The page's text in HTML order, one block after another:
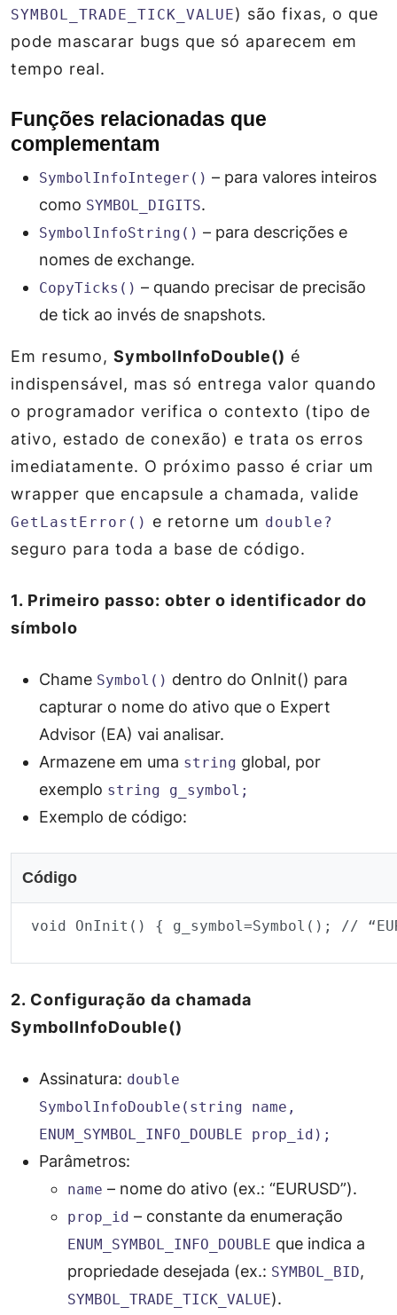
SYMBOL_TRADE_TICK_VALUE) são fixas, o que
pode mascarar bugs que só aparecem em
tempo real.
Funções relacionadas que
complementam
SymbolInfoInteger() – para valores inteiros
como SYMBOL_DIGITS.
SymbolInfoString() – para descrições e
nomes de exchange.
CopyTicks() – quando precisar de precisão
de tick ao invés de snapshots.
Em resumo, SymbolInfoDouble() é
indispensável, mas só entrega valor quando
o programador verifica o contexto (tipo de
ativo, estado de conexão) e trata os erros
imediatamente. O próximo passo é criar um
wrapper que encapsule a chamada, valide
GetLastError() e retorne um double?
seguro para toda a base de código.
1. Primeiro passo: obter o identificador do
símbolo
Chame Symbol() dentro do OnInit() para
capturar o nome do ativo que o Expert
Advisor (EA) vai analisar.
Armazene em uma string global, por
exemplo string g_symbol;
Exemplo de código:
Código
void OnInit() { g_symbol=Symbol(); //
2. Configuração da chamada
SymbolInfoDouble()
Assinatura: double
SymbolInfoDouble(string name,
ENUM_SYMBOL_INFO_DOUBLE prop_id);
Parâmetros:
name – nome do ativo (ex.: “EURUSD”).
prop_id – constante da enumeração
ENUM_SYMBOL_INFO_DOUBLE que indica a
propriedade desejada (ex.: SYMBOL_BID,
SYMBOL_TRADE_TICK_VALUE).